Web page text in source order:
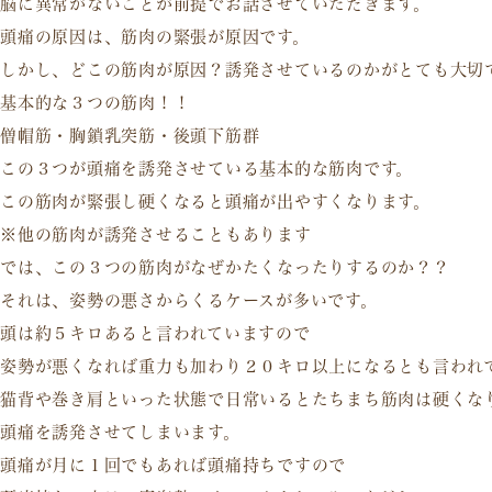
頭痛の原因は、筋肉の緊張が原因です。
しかし、どこの筋肉が原因？誘発させているのかがとても大切
基本的な３つの筋肉！！
僧帽筋・胸鎖乳突筋・後頭下筋群
この３つが頭痛を誘発させている基本的な筋肉です。
この筋肉が緊張し硬くなると頭痛が出やすくなります。
※他の筋肉が誘発させることもあります
では、この３つの筋肉がなぜかたくなったりするのか？？
それは、姿勢の悪さからくるケースが多いです。
頭は約５キロあると言われていますので
姿勢が悪くなれば重力も加わり２０キロ以上になるとも言われ
猫背や巻き肩といった状態で日常いるとたちまち筋肉は硬くな
頭痛を誘発させてしまいます。
頭痛が月に１回でもあれば頭痛持ちですので